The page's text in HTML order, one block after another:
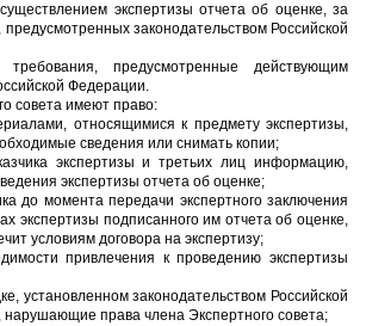
экспертизы отчета об оценке, за
законодательством Российской
предусмотренные действующим
Федерации.
совета имеют право:
относящимися к предмету экспертизы,
сведения или снимать копии;
экспертизы и третьих лиц информацию,
экспертизы отчета об оценке;
до момента передачи экспертного заключения
экспертизы подписанного им отчета об оценке,
условиям договора на экспертизу;
привлечения к проведению экспертизы
установленном законодательством Российской
права члена Экспертного совета;